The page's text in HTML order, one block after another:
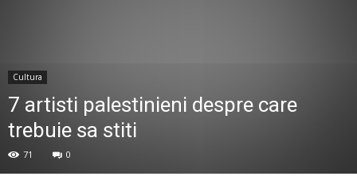
Cultura
7 artisti palestinieni despre care
trebuie sa stiti
71 0